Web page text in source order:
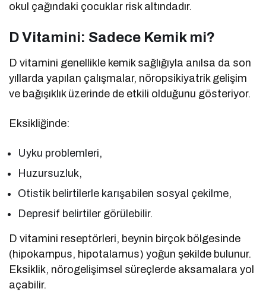
okul çağındaki çocuklar risk altındadır.
D Vitamini: Sadece Kemik mi?
D vitamini genellikle kemik sağlığıyla anılsa da son
yıllarda yapılan çalışmalar, nöropsikiyatrik gelişim
ve bağışıklık üzerinde de etkili olduğunu gösteriyor.
Eksikliğinde:
Uyku problemleri,
Huzursuzluk,
Otistik belirtilerle karışabilen sosyal çekilme,
Depresif belirtiler görülebilir.
D vitamini reseptörleri, beynin birçok bölgesinde
(hipokampus, hipotalamus) yoğun şekilde bulunur.
Eksiklik, nörogelişimsel süreçlerde aksamalara yol
açabilir.